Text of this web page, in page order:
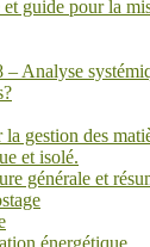
guide pour la
Analyse
gestion des
et isolé.
générale et
énergétique